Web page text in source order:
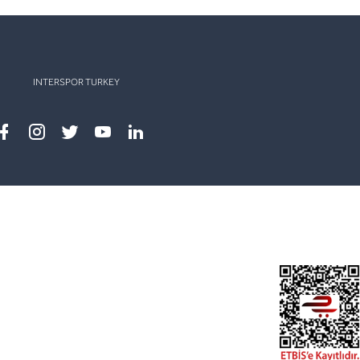
INTERSPOR TURKEY